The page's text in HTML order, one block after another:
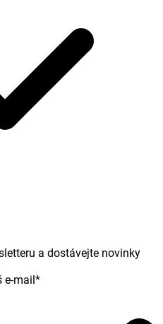
a dostávejte novinky
e-mail*